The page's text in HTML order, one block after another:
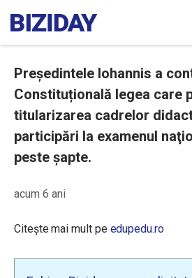
Președintele Iohannis a
Constituțională legea care
titularizarea cadrelor
participări la examenul
peste șapte.
acum 6 ani
Citește mai mult pe edupedu.ro